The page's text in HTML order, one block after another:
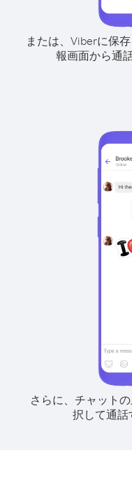
または、Viberに保
報画面から通
さらに、チャット
択して通話